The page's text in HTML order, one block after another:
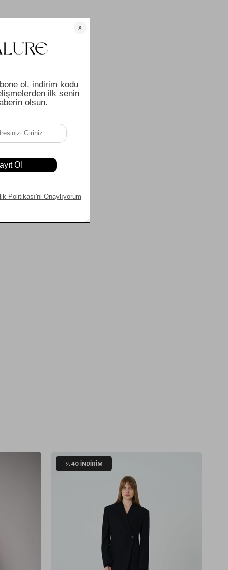
S: Göğüs 104 cm | Bel — | Basen 108 cm | Arka Orta Boy
74 cm | Kol Boyu 62,5 cm
74,5 cm | Kol Boyu 63 cm
L: Göğüs 112 cm | Bel — | Basen 116 cm | Arka Orta Boy
75 cm | Kol Boyu 63,5 cm
75,5 cm | Kol Boyu 64 cm
Not: Ürün ölçüleri düz zeminde ölçülmüştür. Işık ve ekran
farklılıkları olabilir.
%40 İNDIRIM